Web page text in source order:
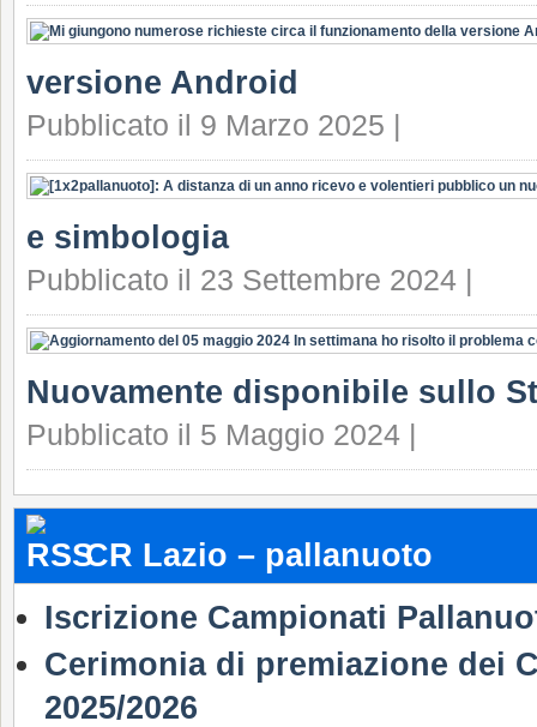
versione Android
Pubblicato il 9 Marzo 2025 |
e simbologia
Pubblicato il 23 Settembre 2024 |
Nuovamente disponibile sullo
Pubblicato il 5 Maggio 2024 |
CR Lazio – pallanuoto
Iscrizione Campionati
Cerimonia di premiazione dei
2025/2026